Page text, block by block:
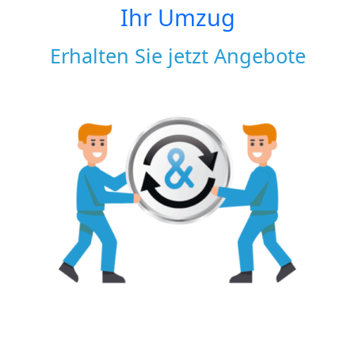
Ihr Umzug
Erhalten Sie jetzt Angebote